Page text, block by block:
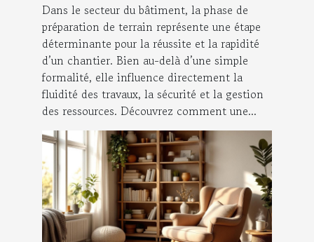
Dans le secteur du bâtiment, la phase de
préparation de terrain représente une étape
déterminante pour la réussite et la rapidité
d’un chantier. Bien au-delà d’une simple
formalité, elle influence directement la
fluidité des travaux, la sécurité et la gestion
des ressources. Découvrez comment une...